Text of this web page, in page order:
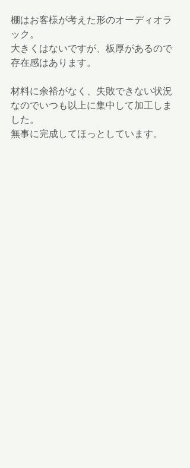
棚はお客様が考えた形のオーディオラ
ック。
大きくはないですが、板厚があるので
存在感はあります。
材料に余裕がなく、失敗できない状況
なのでいつも以上に集中して加工しま
した。
無事に完成してほっとしています。